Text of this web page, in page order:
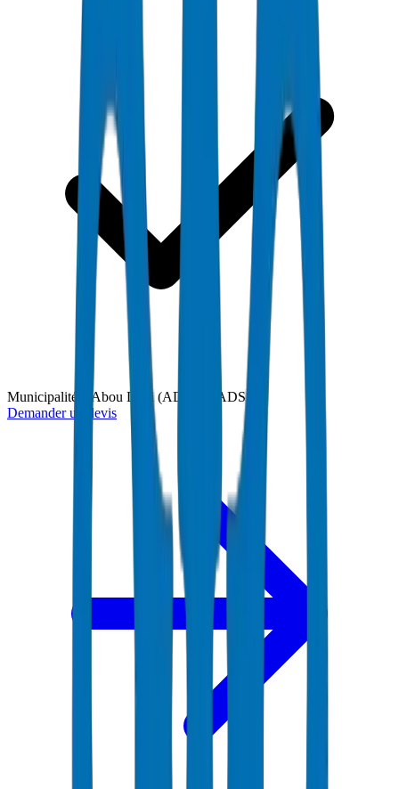
Municipalité d'Abou Dabi (ADM) et ADSSC
Demander un devis